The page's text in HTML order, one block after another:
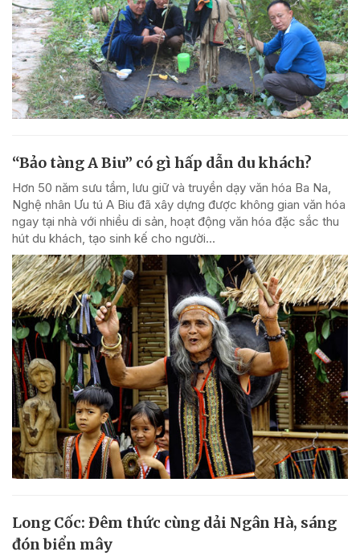
“Bảo tàng A Biu” có gì hấp dẫn du khách?
Hơn 50 năm sưu tầm, lưu giữ và truyền dạy văn hóa Ba Na,
Nghệ nhân Ưu tú A Biu đã xây dựng được không gian văn hóa
ngay tại nhà với nhiều di sản, hoạt động văn hóa đặc sắc thu
hút du khách, tạo sinh kế cho người...
Long Cốc: Đêm thức cùng dải Ngân Hà, sáng
đón biển mây